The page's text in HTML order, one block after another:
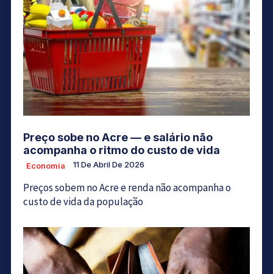
Preço sobe no Acre — e salário não
acompanha o ritmo do custo de vida
Economia 11 De Abril De 2026
Preços sobem no Acre e renda não acompanha o
custo de vida da população